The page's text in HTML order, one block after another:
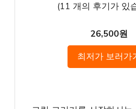
(11 개의 후기가 있
26,500원
최저가 보러가